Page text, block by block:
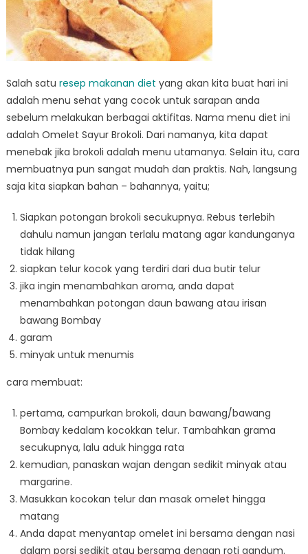
Salah satu resep makanan diet yang akan kita buat hari ini
adalah menu sehat yang cocok untuk sarapan anda
sebelum melakukan berbagai aktifitas. Nama menu diet ini
adalah Omelet Sayur Brokoli. Dari namanya, kita dapat
menebak jika brokoli adalah menu utamanya. Selain itu, cara
membuatnya pun sangat mudah dan praktis. Nah, langsung
saja kita siapkan bahan – bahannya, yaitu;
Siapkan potongan brokoli secukupnya. Rebus terlebih
dahulu namun jangan terlalu matang agar kandunganya
tidak hilang
siapkan telur kocok yang terdiri dari dua butir telur
jika ingin menambahkan aroma, anda dapat
menambahkan potongan daun bawang atau irisan
bawang Bombay
garam
minyak untuk menumis
cara membuat:
pertama, campurkan brokoli, daun bawang/bawang
Bombay kedalam kocokkan telur. Tambahkan grama
secukupnya, lalu aduk hingga rata
kemudian, panaskan wajan dengan sedikit minyak atau
margarine.
Masukkan kocokan telur dan masak omelet hingga
matang
Anda dapat menyantap omelet ini bersama dengan nasi
dalam porsi sedikit atau bersama dengan roti gandum.